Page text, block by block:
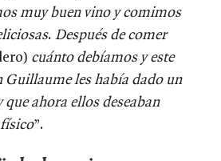
muy buen vino y comimos
. Después de comer
cuánto debíamos y este
Guillaume les había dado un
ahora ellos deseaban
”.